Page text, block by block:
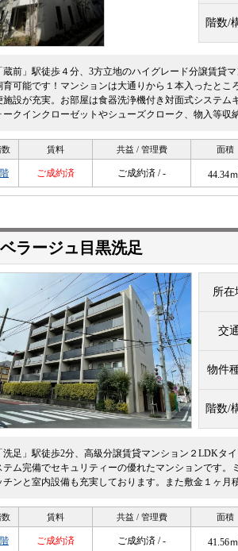
階数/
蔵前」駅徒歩４分、3方立地のハイグレード分譲賃貸
育可能です！マンションは大通りから１本入ったとこ
施設が充実。お部屋は食器洗浄機付き対面式システ
ークインクローゼットやシューズクローク、物入等収
数 賃料 共益 / 管理費 面積
ご成約済 ご成約済 / - 44.34ｍ
ラージュ目黒洗足
所在
交通
物件
階数/
洗足」駅徒歩2分、高級分譲賃貸マンション２LDKタ
テム完備でセキュリティーの優れたマンションです
チンと室内設備も充実しております。また敷金１ヶ月
数 賃料 共益 / 管理費 面積
ご成約済 ご成約済 / - 41.56ｍ